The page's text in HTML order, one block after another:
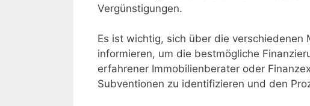
Vergünstigungen.
Es ist wichtig, sich über die
informieren, um die bestmögliche
erfahrener Immobilienberater oder
Subventionen zu identifizieren und den